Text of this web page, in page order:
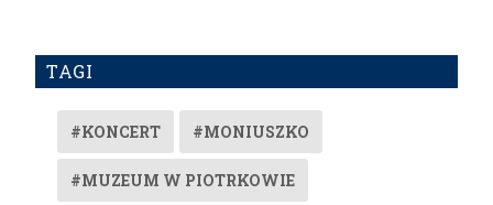
TAGI
#KONCERT #MONIUSZKO
#MUZEUM W PIOTRKOWIE